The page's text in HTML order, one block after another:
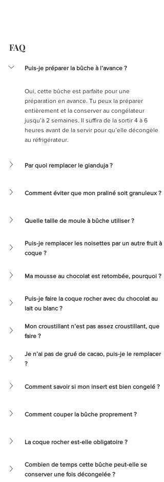
FAQ
Puis-je préparer la bûche à l’avance ?
Oui, cette bûche est parfaite pour une
préparation en avance. Tu peux la préparer
entièrement et la conserver au congélateur
jusqu’à 2 semaines. Il suffira de la sortir 4 à 6
heures avant de la servir pour qu’elle décongèle
au réfrigérateur.
Par quoi remplacer le gianduja ?
Comment éviter que mon praliné soit granuleux ?
Quelle taille de moule à bûche utiliser ?
Puis-je remplacer les noisettes par un autre fruit à
coque ?
Ma mousse au chocolat est retombée, pourquoi ?
Puis-je faire la coque rocher avec du chocolat au
lait ou blanc ?
Mon croustillant n’est pas assez croustillant, que
faire ?
Je n’ai pas de grué de cacao, puis-je le remplacer
?
Comment savoir si mon insert est bien congelé ?
Comment couper la bûche proprement ?
La coque rocher est-elle obligatoire ?
Combien de temps cette bûche peut-elle se
conserver une fois décongelée ?